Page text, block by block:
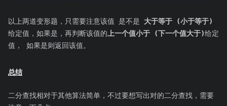
以上两道变形题，只需要注意该值 是不是 大于等于 (小于等于)
给定值，如果是，再判断该值的上一个值小于 (下一个值大于)给定
值， 如果是则返回该值。
总结
二分查找相对于其他算法简单，不过要想写出对的二分查找，需要